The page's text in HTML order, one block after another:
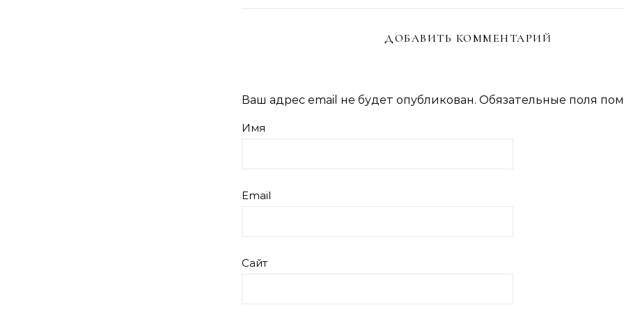
ДОБАВИТЬ КОММЕНТАРИЙ
Ваш адрес email не будет опубликован. Обязательные поля
Имя
Email
Сайт